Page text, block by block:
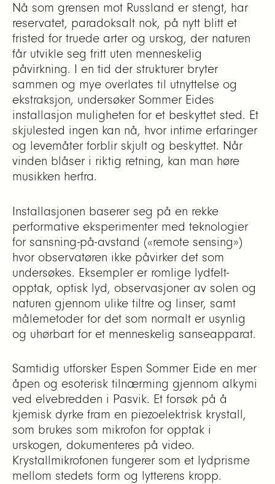
Nå som grensen mot Russland er stengt, har
reservatet, paradoksalt nok, på nytt blitt et
fristed for truede arter og urskog, der naturen
får utvikle seg fritt uten menneskelig
påvirkning. I en tid der strukturer bryter
sammen og mye overlates til utnyttelse og
ekstraksjon, undersøker Sommer Eides
installasjon muligheten for et beskyttet sted. Et
skjulested ingen kan nå, hvor intime erfaringer
og levemåter forblir skjult og beskyttet. Når
vinden blåser i riktig retning, kan man høre
musikken herfra.
Installasjonen baserer seg på en rekke
performative eksperimenter med teknologier
for sansning-på-avstand («remote sensing»)
hvor observatøren ikke påvirker det som
undersøkes. Eksempler er romlige lydfelt-
opptak, optisk lyd, observasjoner av solen og
naturen gjennom ulike filtre og linser, samt
målemetoder for det som normalt er usynlig
og uhørbart for et menneskelig sanseapparat.
Samtidig utforsker Espen Sommer Eide en mer
åpen og esoterisk tilnærming gjennom alkymi
ved elvebredden i Pasvik. Et forsøk på å
kjemisk dyrke fram en piezoelektrisk krystall,
som brukes som mikrofon for opptak i
urskogen, dokumenteres på video.
Krystallmikrofonen fungerer som et lydprisme
mellom stedets form og lytterens kropp.